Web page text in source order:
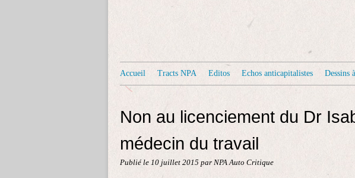
Accueil Tracts NPA Editos Echos anticapitalistes Dessins
Non au licenciement du Dr
médecin du travail
Publié le 10 juillet 2015 par NPA Auto Critique